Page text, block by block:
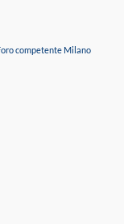
competente Milano